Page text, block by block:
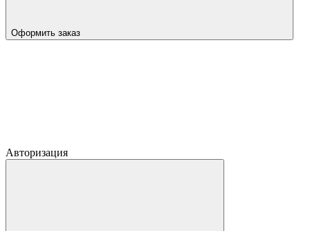
Оформить заказ
Авторизация